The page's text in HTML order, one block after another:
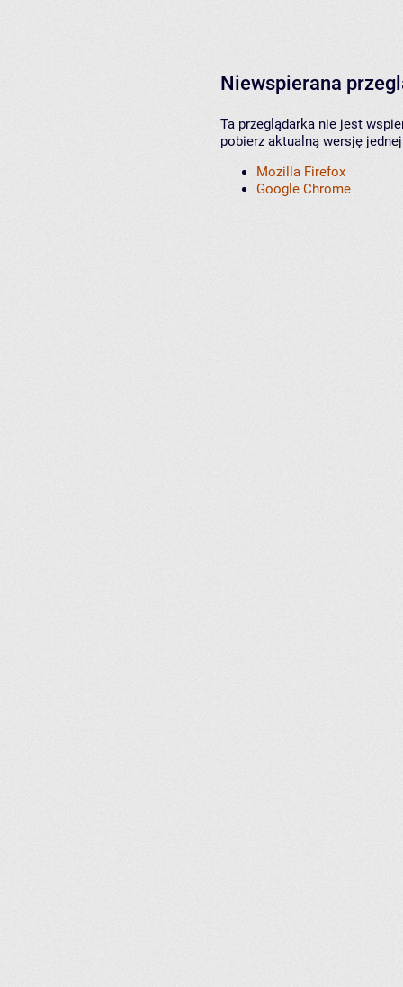
Niewspierana
Ta przeglądarka nie jest
pobierz aktualną wersję
Mozilla Firefox
Google Chrome